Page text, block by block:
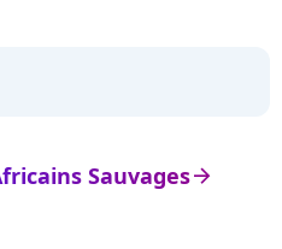
arrow_right
Sauvages